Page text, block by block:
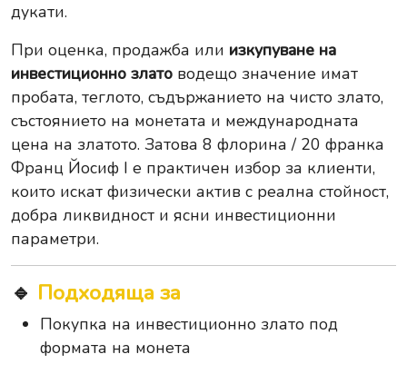
дукати.
При оценка, продажба или изкупуване на
инвестиционно злато водещо значение имат
пробата, теглото, съдържанието на чисто злато,
състоянието на монетата и международната
цена на златото. Затова 8 флорина / 20 франка
Франц Йосиф I е практичен избор за клиенти,
които искат физически актив с реална стойност,
добра ликвидност и ясни инвестиционни
параметри.
🔹 Подходяща за
Покупка на инвестиционно злато под
формата на монета